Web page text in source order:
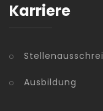
Karriere
Ausbildung